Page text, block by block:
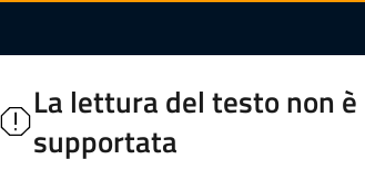
al
La lettura del testo non è
supportata